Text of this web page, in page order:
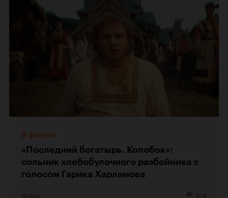
В фокусе
«Последний богатырь. Колобок»:
сольник хлебобулочного разбойника с
голосом Гарика Харламова